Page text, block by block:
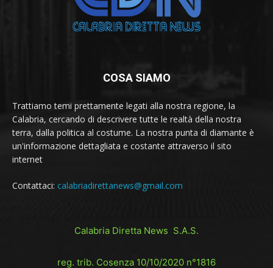
COSA SIAMO
Trattiamo temi prettamente legati alla nostra regione, la
Calabria, cercando di descrivere tutte le realtà della nostra
terra, dalla politica al costume. La nostra punta di diamante è
un'informazione dettagliata e costante attraverso il sito
internet
Contattaci: calabriadirettanews@gmail.com
Calabria Diretta News S.A.S.
reg. trib. Cosenza 10/10/2020 n°1816